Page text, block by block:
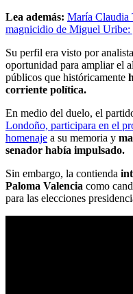
Lea además: María Claudia
magnicidio de Miguel Uribe:
Su perfil era visto por
oportunidad para ampliar el
públicos que históricamente
corriente política.
En medio del duelo, el
Londoño, participara en el
homenaje a su memoria y
senador había impulsado.
Sin embargo, la contienda
Paloma Valencia como
para las elecciones